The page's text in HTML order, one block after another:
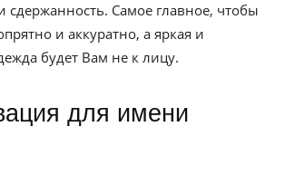
сдержанность. Самое главное, чтобы
и аккуратно, а яркая и
будет Вам не к лицу.